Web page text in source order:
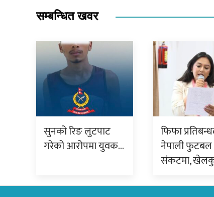
सम्बन्धित खवर
सुनको रिङ लुटपाट
गरेको आरोपमा युवक…
फिफा
नेपाली फुटबल
संकटमा,